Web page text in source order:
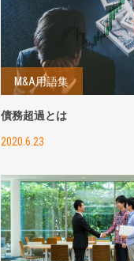
M&A用語集
債務超過とは
2020.6.23